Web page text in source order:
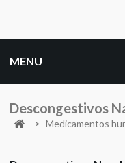
MENU
Descongestivos
> Medicamentos